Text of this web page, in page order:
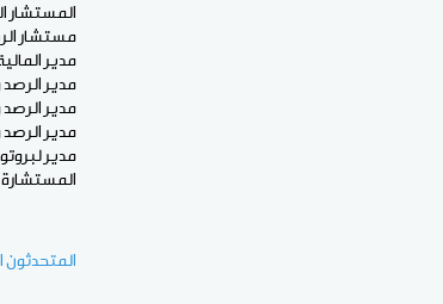
المستشار
مستشار
مدير
مدير الرصد
مدير الرصد
مدير الرصد
مدير